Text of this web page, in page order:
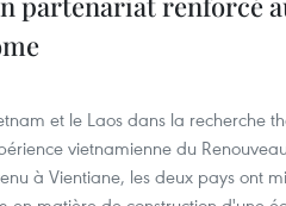
et le Laos dans la recherche
vietnamienne du
à Vientiane, les deux pays ont